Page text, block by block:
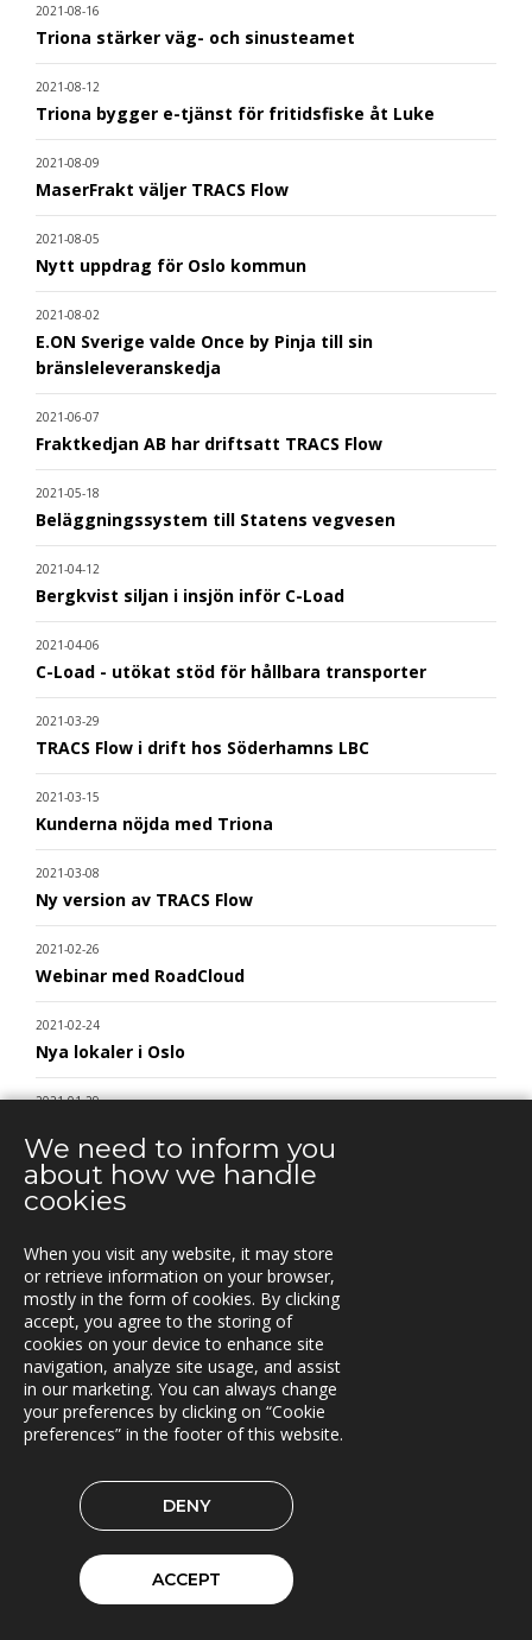
2021-08-16
Triona stärker väg- och sinusteamet
2021-08-12
Triona bygger e-tjänst för fritidsfiske åt Luke
2021-08-09
MaserFrakt väljer TRACS Flow
2021-08-05
Nytt uppdrag för Oslo kommun
2021-08-02
E.ON Sverige valde Once by Pinja till sin
bränsleleveranskedja
2021-06-07
Fraktkedjan AB har driftsatt TRACS Flow
2021-05-18
Beläggningssystem till Statens vegvesen
2021-04-12
Bergkvist siljan i insjön inför C-Load
2021-04-06
C-Load - utökat stöd för hållbara transporter
2021-03-29
TRACS Flow i drift hos Söderhamns LBC
2021-03-15
Kunderna nöjda med Triona
2021-03-08
Ny version av TRACS Flow
2021-02-26
Webinar med RoadCloud
2021-02-24
Nya lokaler i Oslo
2021-01-29
2021-01-11
Triona expanderar i Göteborg
2021-01-07
FleetControl - Transdevs IoT-plattform
2020-12-18
Entreprenör väljer TRACS Flow
2020-12-17
God Jul och Gott Nytt År
2020-11-23
Beräkningstjänst för skördardata i pilotdrift
2020-11-09
ITxPT projekt i Göteborg
We need to inform you
about how we handle
cookies
When you visit any website, it may store
or retrieve information on your browser,
mostly in the form of cookies. By clicking
accept, you agree to the storing of
cookies on your device to enhance site
navigation, analyze site usage, and assist
in our marketing. You can always change
your preferences by clicking on “Cookie
preferences” in the footer of this website.
DENY
ACCEPT